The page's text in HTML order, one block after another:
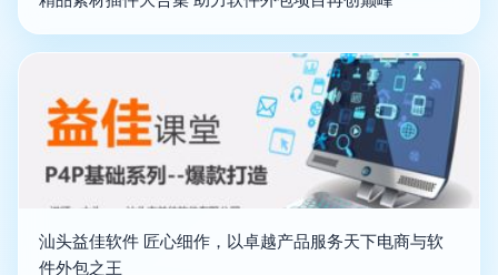
汕头益佳软件 匠心细作，以卓越产品服务天下电商与软
件外包之王